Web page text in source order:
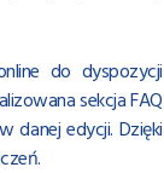
do dyspozycji
sekcja FAQ
danej edycji. Dzięki